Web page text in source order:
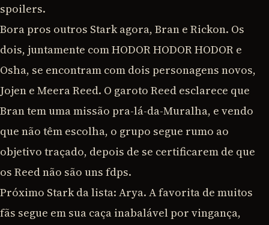
spoilers.
Bora pros outros Stark agora, Bran e Rickon. Os
dois, juntamente com HODOR HODOR HODOR e
Osha, se encontram com dois personagens novos,
Jojen e Meera Reed. O garoto Reed esclarece que
Bran tem uma missão pra-lá-da-Muralha, e vendo
que não têm escolha, o grupo segue rumo ao
objetivo traçado, depois de se certificarem de que
os Reed não são uns fdps.
Próximo Stark da lista: Arya. A favorita de muitos
fãs segue em sua caça inabalável por vingança,